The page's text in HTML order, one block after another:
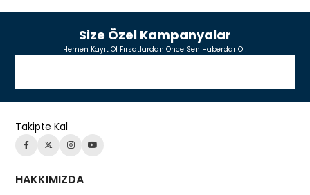
Size Özel Kampanyalar
Hemen Kayıt Ol Fırsatlardan Önce Sen Haberdar Ol!
Takipte Kal
HAKKIMIZDA